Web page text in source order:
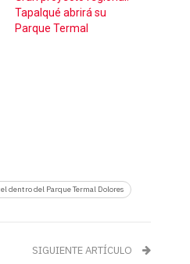
Tapalqué abrirá su
Parque Termal
dentro del Parque Termal Dolores
SIGUIENTE ARTÍCULO